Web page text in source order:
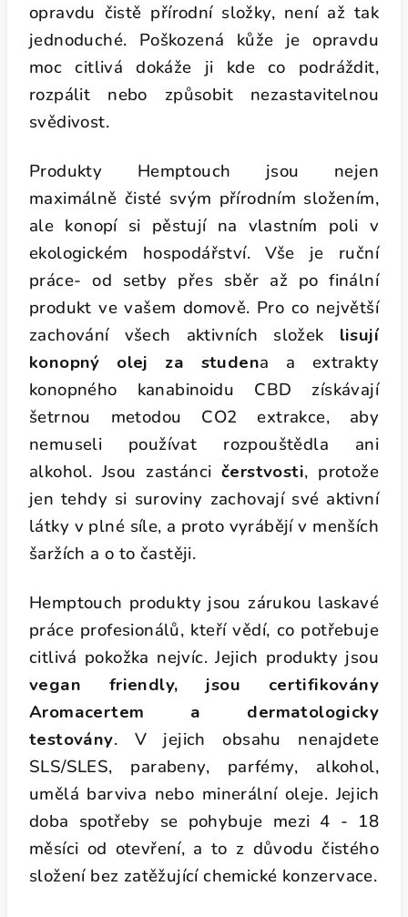
opravdu čistě přírodní složky, není až tak
jednoduché. Poškozená kůže je opravdu
moc citlivá dokáže ji kde co podráždit,
rozpálit nebo způsobit nezastavitelnou
svědivost.
Produkty Hemptouch jsou nejen
maximálně čisté svým přírodním složením,
ale konopí si pěstují na vlastním poli v
ekologickém hospodářství. Vše je ruční
práce- od setby přes sběr až po finální
produkt ve vašem domově. Pro co největší
zachování všech aktivních složek lisují
konopný olej za studena a extrakty
konopného kanabinoidu CBD získávají
šetrnou metodou CO2 extrakce, aby
nemuseli používat rozpouštědla ani
alkohol. Jsou zastáncičerstvosti, protože
jen tehdy si suroviny zachovají své aktivní
látky v plné síle, a proto vyrábějí v menších
šaržích a o to častěji.
Hemptouch produkty jsou zárukou laskavé
práce profesionálů, kteří vědí, co potřebuje
citlivá pokožka nejvíc. Jejich produkty jsou
vegan friendly, jsou certifikovány
Aromacertem a dermatologicky
testovány. V jejich obsahu nenajdete
SLS/SLES, parabeny, parfémy, alkohol,
umělá barviva nebo minerální oleje. Jejich
doba spotřeby se pohybuje mezi 4 - 18
měsíci od otevření, a to z důvodu čistého
složení bez zatěžující chemické konzervace.